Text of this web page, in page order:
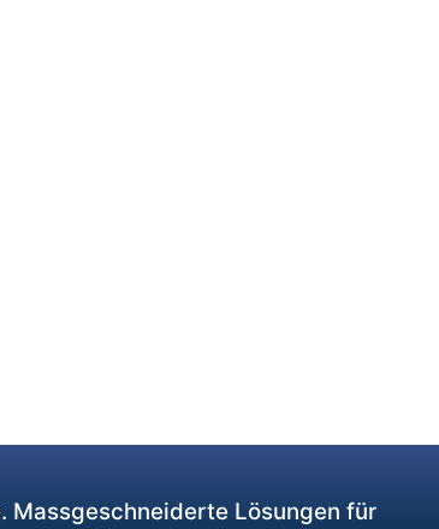
Massgeschneiderte Lösungen für